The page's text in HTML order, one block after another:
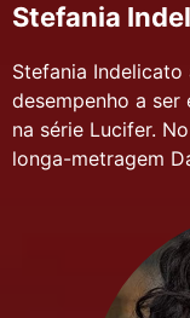
Stefania
Stefania Indelicato
desempenho a
na série Lucifer.
longa-metragem